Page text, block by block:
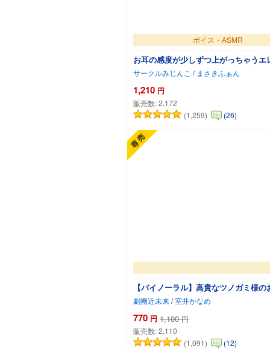
ボイス・ASMR
お耳の感度が少しずつ上がっちゃうエ
サークルみじんこ / まさきふぁん
1,210 円
販売数:2,172
(1,259)
(26)
カートに追加
【バイノーラル】高貴なツノガミ様
劇團近未来/室井かなめ
770 円 1,100 円
販売数:2,110
(1,091)
(12)